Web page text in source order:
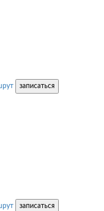
записаться
записаться